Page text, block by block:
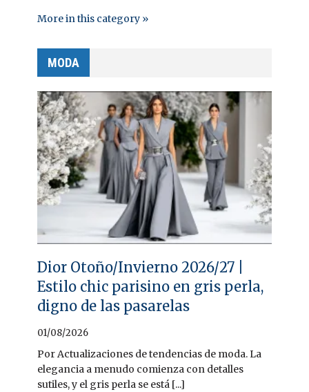
More in this category »
MODA
Dior Otoño/Invierno 2026/27 |
Estilo chic parisino en gris perla,
digno de las pasarelas
01/08/2026
Por Actualizaciones de tendencias de moda. La
elegancia a menudo comienza con detalles
sutiles, y el gris perla se está [...]